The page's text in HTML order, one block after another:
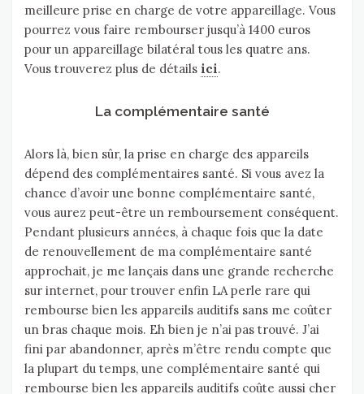
meilleure prise en charge de votre appareillage. Vous
pourrez vous faire rembourser jusqu’à 1400 euros
pour un appareillage bilatéral tous les quatre ans.
Vous trouverez plus de détails ici.
La complémentaire santé
Alors là, bien sûr, la prise en charge des appareils
dépend des complémentaires santé. Si vous avez la
chance d’avoir une bonne complémentaire santé,
vous aurez peut-être un remboursement conséquent.
Pendant plusieurs années, à chaque fois que la date
de renouvellement de ma complémentaire santé
approchait, je me lançais dans une grande recherche
sur internet, pour trouver enfin LA perle rare qui
rembourse bien les appareils auditifs sans me coûter
un bras chaque mois. Eh bien je n’ai pas trouvé. J’ai
fini par abandonner, après m’être rendu compte que
la plupart du temps, une complémentaire santé qui
rembourse bien les appareils auditifs coûte aussi cher